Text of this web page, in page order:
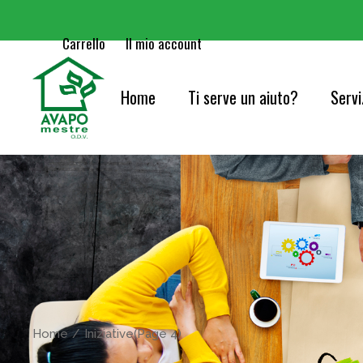
Carrello Il mio account
Home Ti serve un aiuto?
Home Iniziative(Page 4)